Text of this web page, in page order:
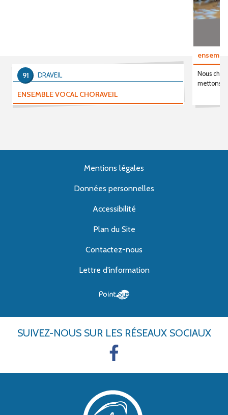
ENSEMBLE VOCAL CHORAVEIL
DRAVEIL
91
Nous
mettons
Mentions légales
Données personnelles
Accessibilité
Plan du Site
Contactez-nous
Lettre d'information
SUIVEZ-NOUS SUR LES RÉSEAUX SOCIAUX